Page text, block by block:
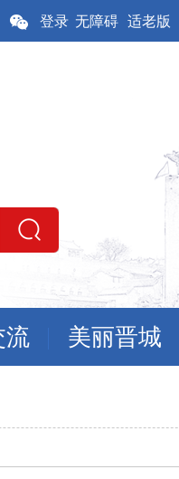
登录 无障碍 适老版
流 美丽晋城